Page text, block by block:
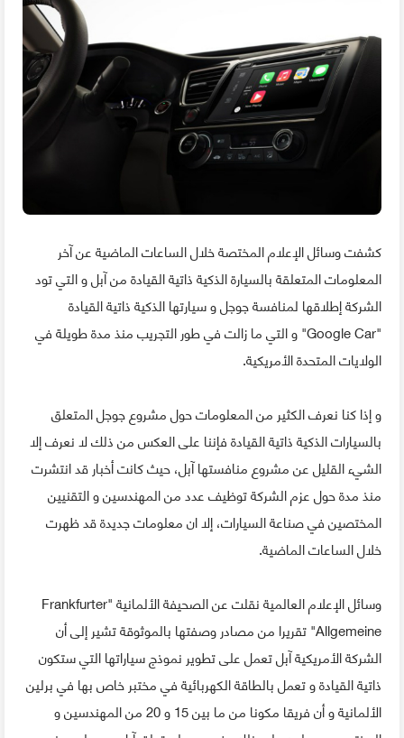
كشفت وسائل الإعلام المختصة خلال الساعات الماضية عن آخر
المعلومات المتعلقة بالسيارة الذكية ذاتية القيادة من آبل و التي تود
الشركة إطلاقها لمنافسة جوجل و سيارتها الذكية ذاتية القيادة
"Google Car" و التي ما زالت في طور التجريب منذ مدة طويلة في
الولايات المتحدة الأمريكية.
و إذا كنا نعرف الكثير من المعلومات حول مشروع جوجل المتعلق
بالسيارات الذكية ذاتية القيادة فإننا على العكس من ذلك لا نعرف إلا
الشيء القليل عن مشروع منافستها آبل، حيث كانت أخبار قد انتشرت
منذ مدة حول عزم الشركة توظيف عدد من المهندسين و التقنيين
المختصين في صناعة السيارات، إلا ان معلومات جديدة قد ظهرت
خلال الساعات الماضية.
وسائل الإعلام العالمية نقلت عن الصحيفة الألمانية "Frankfurter
Allgemeine" تقريرا من مصادر وصفتها بالموثوقة تشير إلى أن
الشركة الأمريكية آبل تعمل على تطوير نموذج سياراتها التي ستكون
ذاتية القيادة و تعمل بالطاقة الكهربائية في مختبر خاص بها في برلين
الألمانية و أن فريقا مكونا من ما بين 15 و 20 من المهندسين و